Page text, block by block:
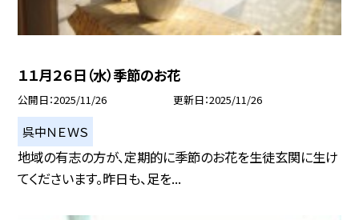
１１月２６日（水）季節のお花
公開日 2025/11/26 更新日 2025/11/26
呉中ＮＥＷＳ
地域の有志の方が、定期的に季節のお花を生徒玄関に生け
てくださいます。昨日も、足を...